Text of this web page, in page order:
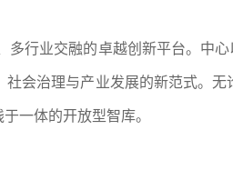
多行业交融的卓越创新平台。中
会治理与产业发展的新范式。无
一体的开放型智库。